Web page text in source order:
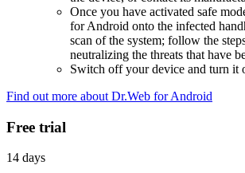
Once you have activated safe
for Android onto the infected
scan of the system; follow the
neutralizing the threats that have
Switch off your device and turn it
Find out more about Dr.Web for Android
Free trial
14 days